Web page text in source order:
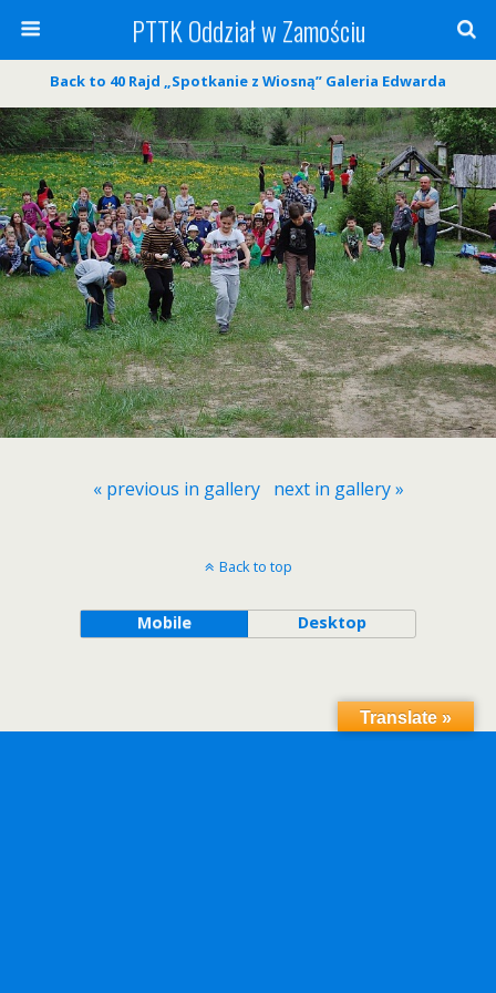
PTTK Oddział w Zamościu
Back to 40 Rajd „Spotkanie z Wiosną” Galeria Edwarda
« previous in gallery next in gallery »
Back to top
Mobile Desktop
Translate »